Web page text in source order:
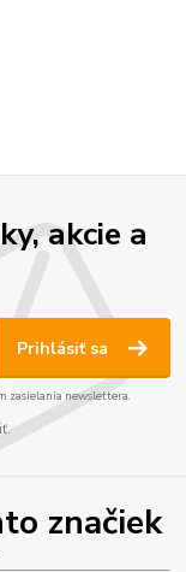
akcie a
Prihlásiť sa
zasielania newslettera.
značiek